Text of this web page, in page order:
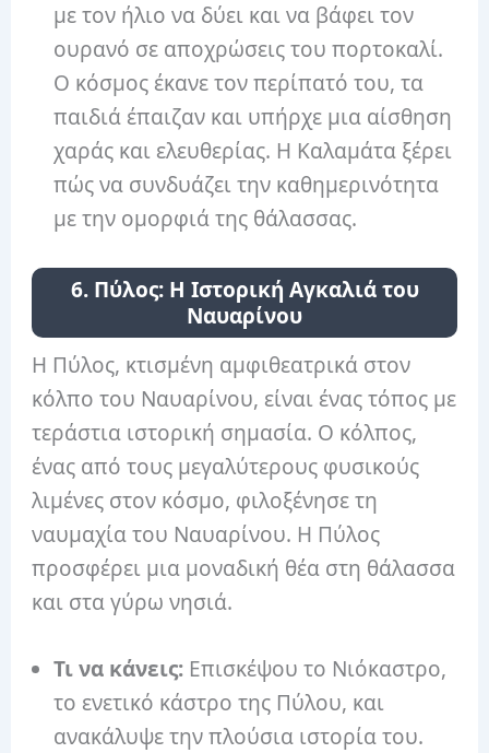
με τον ήλιο να δύει και να βάφει τον
ουρανό σε αποχρώσεις του πορτοκαλί.
Ο κόσμος έκανε τον περίπατό του, τα
παιδιά έπαιζαν και υπήρχε μια αίσθηση
χαράς και ελευθερίας. Η Καλαμάτα ξέρει
πώς να συνδυάζει την καθημερινότητα
με την ομορφιά της θάλασσας.
6. Πύλος: Η Ιστορική Αγκαλιά του
Ναυαρίνου
Η Πύλος, κτισμένη αμφιθεατρικά στον
κόλπο του Ναυαρίνου, είναι ένας τόπος με
τεράστια ιστορική σημασία. Ο κόλπος,
ένας από τους μεγαλύτερους φυσικούς
λιμένες στον κόσμο, φιλοξένησε τη
ναυμαχία του Ναυαρίνου. Η Πύλος
προσφέρει μια μοναδική θέα στη θάλασσα
και στα γύρω νησιά.
Τι να κάνεις: Επισκέψου το Νιόκαστρο,
το ενετικό κάστρο της Πύλου, και
ανακάλυψε την πλούσια ιστορία του.